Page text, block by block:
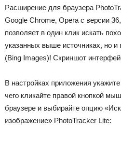
Расширение для браузера
Google Chrome, Opera с версии
позволяет в один клик искать
указанных выше источниках, но и
(Bing Images)! Скриншот
В настройках приложения
чего кликайте правой кнопкой
браузере и выбирайте опцию
изображение» PhotoTracker Lite: